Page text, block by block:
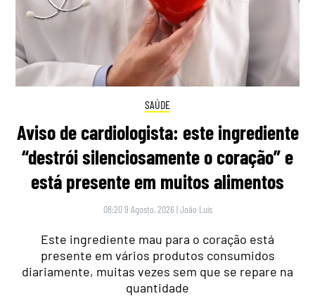
SAÚDE
Aviso de cardiologista: este ingrediente
“destrói silenciosamente o coração” e
está presente em muitos alimentos
08:20 9 Agosto, 2026 |João Luís
Este ingrediente mau para o coração está
presente em vários produtos consumidos
diariamente, muitas vezes sem que se repare na
quantidade